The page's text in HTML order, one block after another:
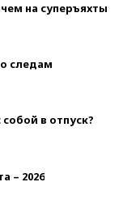
на суперъяхты
следам
в отпуск?
– 2026